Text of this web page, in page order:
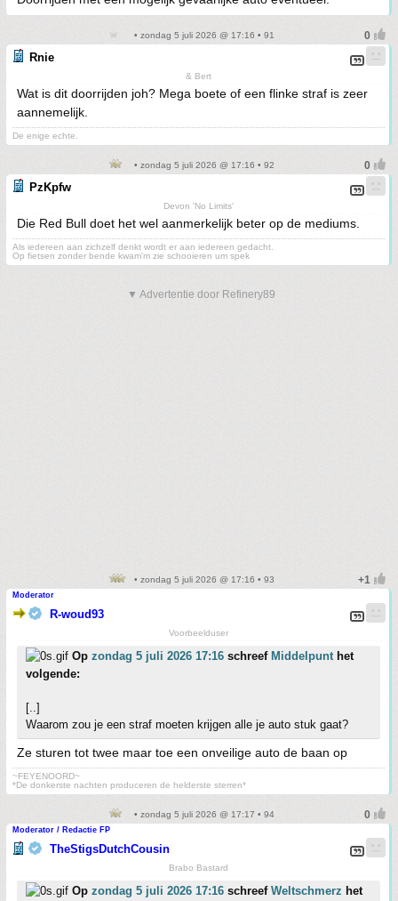
• zondag 5 juli 2026 @ 17:16 • 91
Rnie
& Bert
Wat is dit doorrijden joh? Mega boete of een flinke straf is zeer
aannemelijk.
De enige echte.
• zondag 5 juli 2026 @ 17:16 • 92
PzKpfw
Devon 'No Limits'
Die Red Bull doet het wel aanmerkelijk beter op de mediums.
Als iedereen aan zichzelf denkt wordt er aan iedereen gedacht.
Op fietsen zonder bende kwam'm zie schooieren um spek
▼ Advertentie door Refinery89
• zondag 5 juli 2026 @ 17:16 • 93
Moderator
R-woud93
Voorbeelduser
Op zondag 5 juli 2026 17:16 schreef Middelpunthet
volgende:
[..]
Waarom zou je een straf moeten krijgen alle je auto stuk gaat?
Ze sturen tot twee maar toe een onveilige auto de baan op
~FEYENOORD~
*De donkerste nachten produceren de helderste sterren*
• zondag 5 juli 2026 @ 17:17 • 94
Moderator / Redactie FP
TheStigsDutchCousin
Brabo Bastard
Op zondag 5 juli 2026 17:16 schreef Weltschmerz het